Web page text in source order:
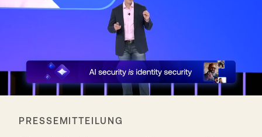
PRESSEMITTEILUNG